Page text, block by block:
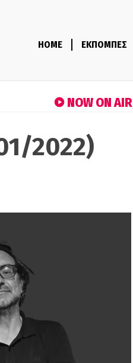
HOME ΕΚΠΟΜΠΕΣ
NOW ON AIR
2022)